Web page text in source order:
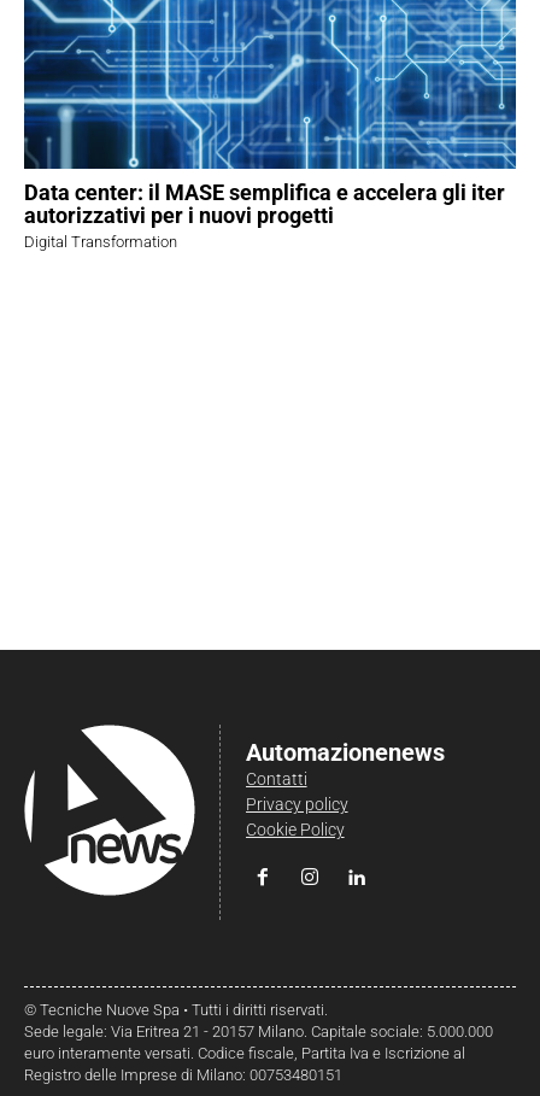
Data center: il MASE semplifica e accelera gli iter
autorizzativi per i nuovi progetti
Digital Transformation
Automazionenews
Contatti
Privacy policy
Cookie Policy
© Tecniche Nuove Spa • Tutti i diritti riservati.
Sede legale: Via Eritrea 21 - 20157 Milano. Capitale sociale: 5.000.000
euro interamente versati. Codice fiscale, Partita Iva e Iscrizione al
Registro delle Imprese di Milano: 00753480151